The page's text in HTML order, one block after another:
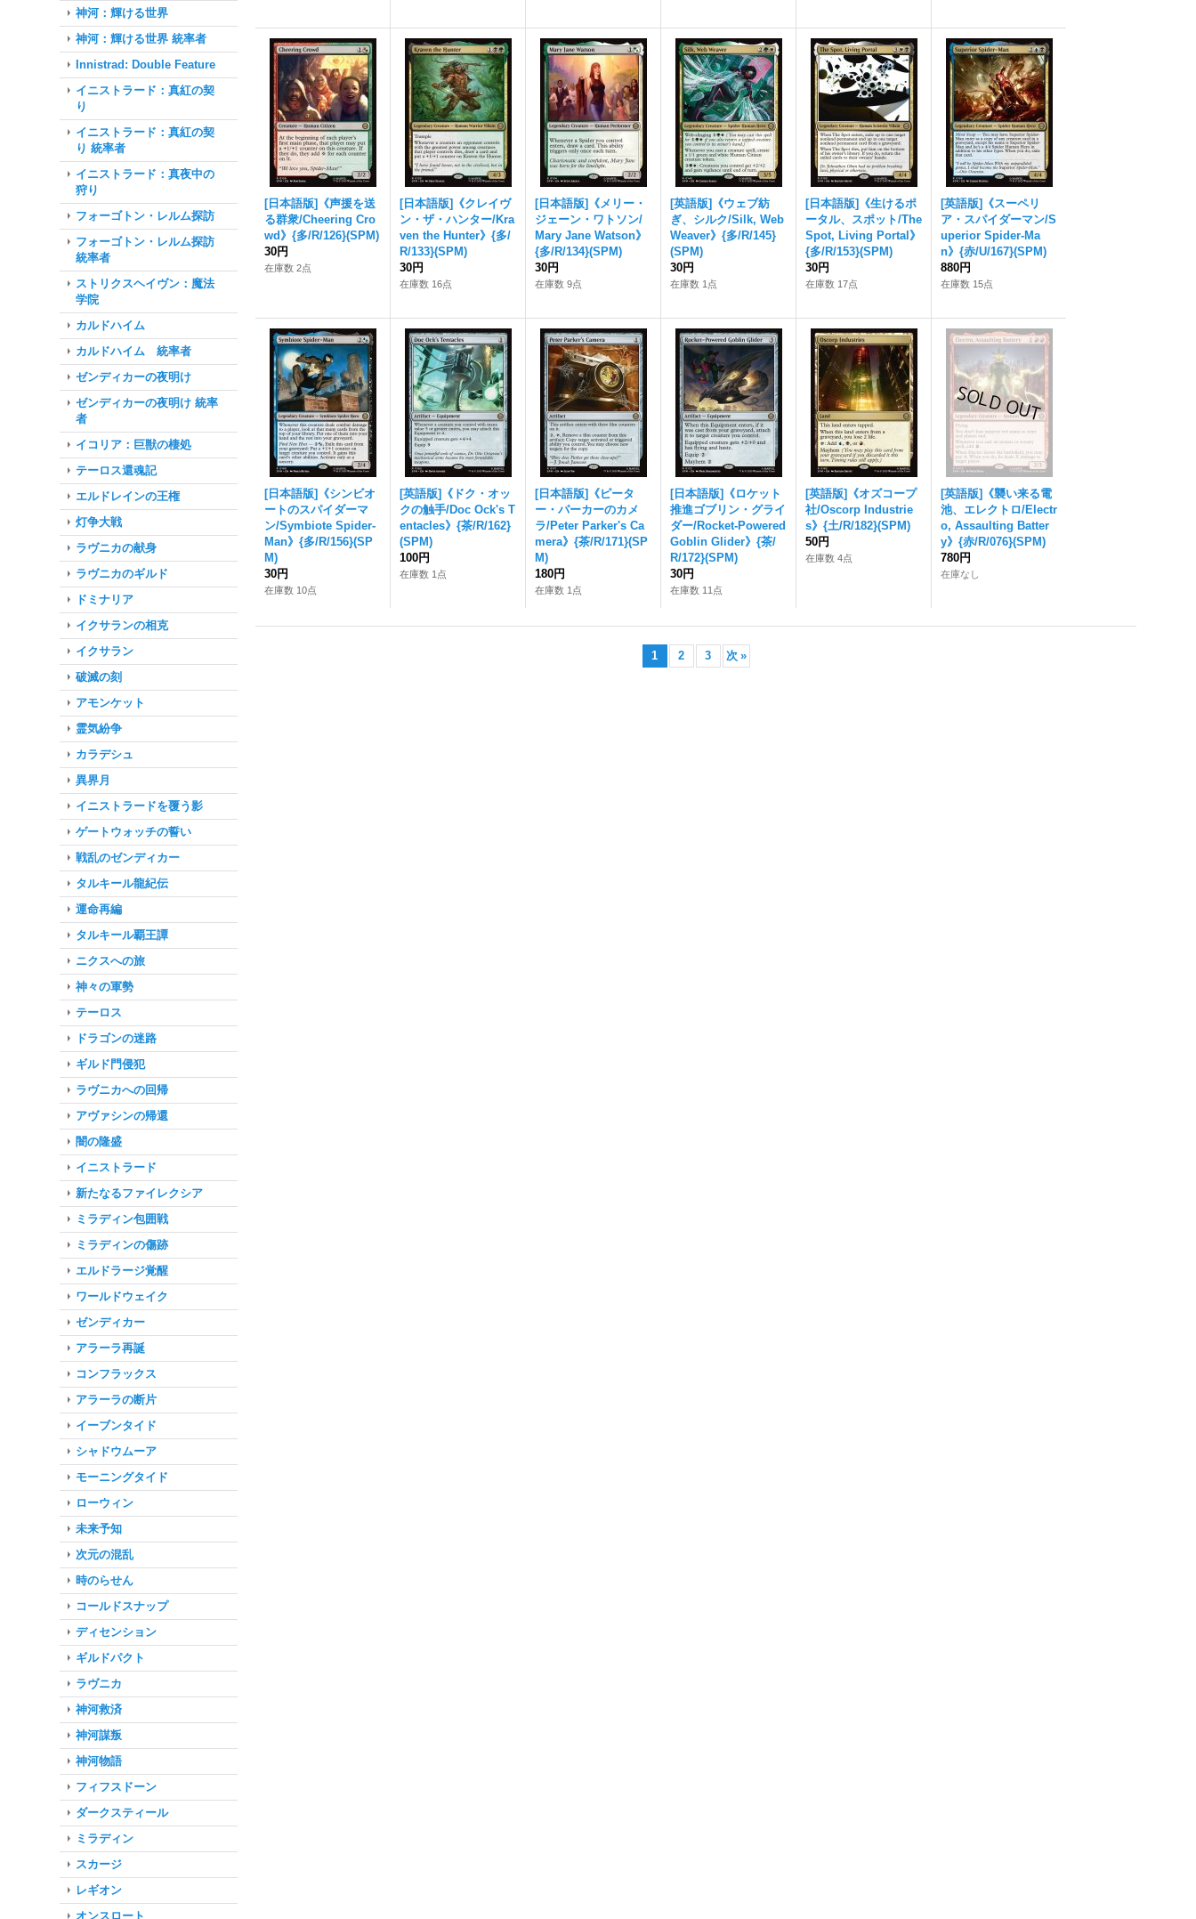
神河：輝ける世界
神河：輝ける世界 統率者
Innistrad: Double Feature
イニストラード：真紅の契
り
イニストラード：真紅の契
り 統率者
イニストラード：真夜中の
狩り
フォーゴトン・レルム探訪
フォーゴトン・レルム探訪
統率者
ストリクスヘイヴン：魔法
学院
カルドハイム
カルドハイム 統率者
ゼンディカーの夜明け
ゼンディカーの夜明け 統率
者
イコリア：巨獣の棲処
テーロス還魂記
エルドレインの王権
灯争大戦
ラヴニカの献身
ラヴニカのギルド
ドミナリア
イクサランの相克
イクサラン
破滅の刻
アモンケット
霊気紛争
カラデシュ
異界月
イニストラードを覆う影
ゲートウォッチの誓い
戦乱のゼンディカー
タルキール龍紀伝
運命再編
タルキール覇王譚
ニクスへの旅
神々の軍勢
テーロス
ドラゴンの迷路
ギルド門侵犯
ラヴニカへの回帰
アヴァシンの帰還
闇の隆盛
イニストラード
新たなるファイレクシア
ミラディン包囲戦
ミラディンの傷跡
エルドラージ覚醒
ワールドウェイク
ゼンディカー
アラーラ再誕
コンフラックス
アラーラの断片
イーブンタイド
シャドウムーア
モーニングタイド
ローウィン
未来予知
次元の混乱
時のらせん
コールドスナップ
ディセンション
ギルドパクト
ラヴニカ
神河救済
神河謀叛
神河物語
フィフスドーン
ダークスティール
ミラディン
スカージ
レギオン
オンスロート
[日本語版]《声援を送
る群衆/Cheering Cro
wd》{多/R/126}(SPM)
30円
在庫数 2点
[日本語版]《クレイヴ
ン・ザ・ハンター/Kra
ven the Hunter》{多/
R/133}(SPM)
30円
在庫数 16点
[日本語版]《メリー・
ジェーン・ワトソン/
Mary Jane Watson》
{多/R/134}(SPM)
30円
在庫数 9点
[英語版]《ウェブ紡
ぎ、シルク/Silk, Web
Weaver》{多/R/145}
(SPM)
30円
在庫数 1点
[日本語版]《生けるポ
ータル、スポット/The
Spot, Living Portal》
{多/R/153}(SPM)
30円
在庫数 17点
[英語版]《スーペリ
ア・スパイダーマン/S
uperior Spider-Ma
n》{赤/U/167}(SPM)
880円
在庫数 15点
[日本語版]《シンビオ
ートのスパイダーマ
ン/Symbiote Spider-
Man》{多/R/156}(SP
M)
30円
在庫数 10点
[英語版]《ドク・オッ
クの触手/Doc Ock's T
entacles》{茶/R/162}
(SPM)
100円
在庫数 1点
[日本語版]《ピータ
ー・パーカーのカメ
ラ/Peter Parker's Ca
mera》{茶/R/171}(SP
M)
180円
在庫数 1点
[日本語版]《ロケット
推進ゴブリン・グライ
ダー/Rocket-Powered
Goblin Glider》{茶/
R/172}(SPM)
30円
在庫数 11点
[英語版]《オズコープ
社/Oscorp Industrie
s》{土/R/182}(SPM)
50円
在庫数 4点
[英語版]《襲い来る電
池、エレクトロ/Electr
o, Assaulting Batter
y》{赤/R/076}(SPM)
780円
在庫なし
1 2 3 次 »